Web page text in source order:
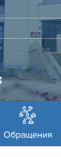
Обращения